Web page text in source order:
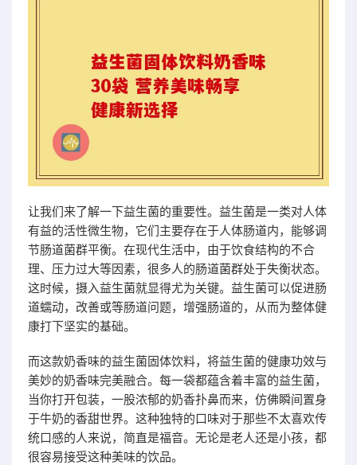
让我们来了解一下益生菌的重要性。益生菌是一类对人体
有益的活性微生物，它们主要存在于人体肠道内，能够调
节肠道菌群平衡。在现代生活中，由于饮食结构的不合
理、压力过大等因素，很多人的肠道菌群处于失衡状态。
这时候，摄入益生菌就显得尤为关键。益生菌可以促进肠
道蠕动，改善或等肠道问题，增强肠道的，从而为整体健
康打下坚实的基础。
而这款奶香味的益生菌固体饮料，将益生菌的健康功效与
美妙的奶香味完美融合。每一袋都蕴含着丰富的益生菌，
当你打开包装，一股浓郁的奶香扑鼻而来，仿佛瞬间置身
于牛奶的香甜世界。这种独特的口味对于那些不太喜欢传
统口感的人来说，简直是福音。无论是老人还是小孩，都
很容易接受这种美味的饮品。